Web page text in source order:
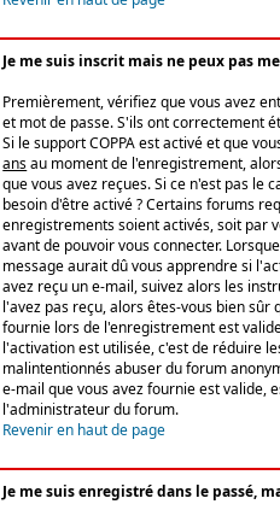
Je me suis inscrit mais ne peux pas
Premièrement, vérifiez que vous avez
et mot de passe. S'ils ont correctement
Si le support COPPA est activé et que
ansau moment de l'enregistrement,
que vous avez reçues. Si ce n'est pas le
besoin d'être activé ? Certains forums
enregistrements soient activés, soit par
avant de pouvoir vous connecter.
message aurait dû vous apprendre si
avez reçu un e-mail, suivez alors les
l'avez pas reçu, alors êtes-vous bien sûr
fournie lors de l'enregistrement est
l'activation est utilisée, c'est de réduire
malintentionnés abuser du forum
e-mail que vous avez fournie est valide,
l'administrateur du forum.
Revenir en haut de page
Je me suis enregistré dans le passé,